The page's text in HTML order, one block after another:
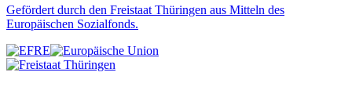
Gefördert durch den Freistaat Thüringen aus Mitteln des
Europäischen Sozialfonds.